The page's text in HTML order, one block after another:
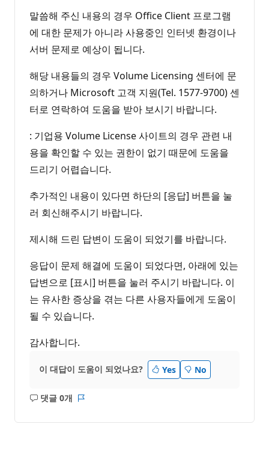
말씀해 주신 내용의 경우 Office Client 프로그램
에 대한 문제가 아니라 사용중인 인터넷 환경이나
서버 문제로 예상이 됩니다.
해당 내용들의 경우 Volume Licensing 센터에 문
의하거나 Microsoft 고객 지원(Tel. 1577-9700) 센
터로 연락하여 도움을 받아 보시기 바랍니다.
: 기업용 Volume License 사이트의 경우 관련 내
용을 확인할 수 있는 권한이 없기 때문에 도움을
드리기 어렵습니다.
추가적인 내용이 있다면 하단의 [응답] 버튼을 눌
러 회신해주시기 바랍니다.
제시해 드린 답변이 도움이 되었기를 바랍니다.
응답이 문제 해결에 도움이 되었다면, 아래에 있는
답변으로 [표시] 버튼을 눌러 주시기 바랍니다. 이
는 유사한 증상을 겪는 다른 사용자들에게 도움이
될 수 있습니다.
감사합니다.
이 대답이 도움이 되었나요? Yes No
댓글 0개
설